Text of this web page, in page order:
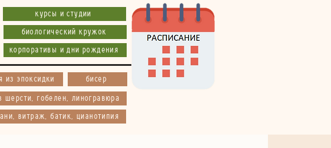
курсы и студии
биологический кружок
корпоративы и дни рождения
из эпоксидки бисер
шерсти, гобелен, линогравюра
витраж, батик, цианотипия